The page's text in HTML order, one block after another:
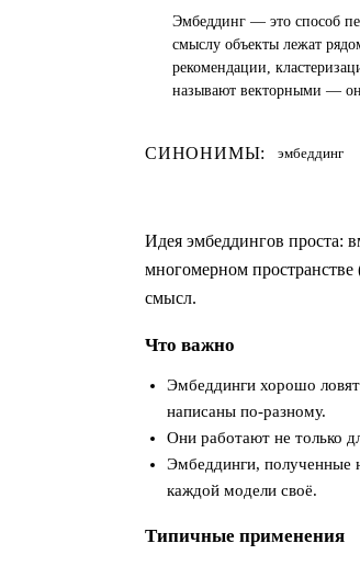
Эмбеддинг — это способ
смыслу объекты лежат
рекомендации,
называют векторными —
СИНОНИМЫ: эмбеддинг
Идея эмбеддингов проста:
многомерном
смысл.
Что важно
Эмбеддинги хорошо
написаны по-разному.
Они работают не только
Эмбеддинги, полученные
каждой модели своё.
Типичные применения